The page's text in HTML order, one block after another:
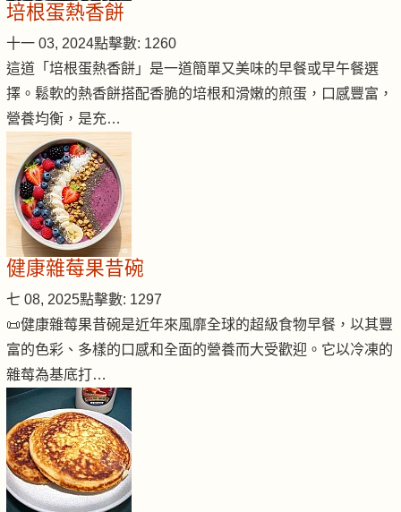
培根蛋熱香餅
十一 03, 2024點擊數: 1260
這道「培根蛋熱香餅」是一道簡單又美味的早餐或早午餐選
擇。鬆軟的熱香餅搭配香脆的培根和滑嫩的煎蛋，口感豐富，
營養均衡，是充…
健康雜莓果昔碗
七 08, 2025點擊數: 1297
📜健康雜莓果昔碗是近年來風靡全球的超級食物早餐，以其豐
富的色彩、多樣的口感和全面的營養而大受歡迎。它以冷凍的
雜莓為基底打…